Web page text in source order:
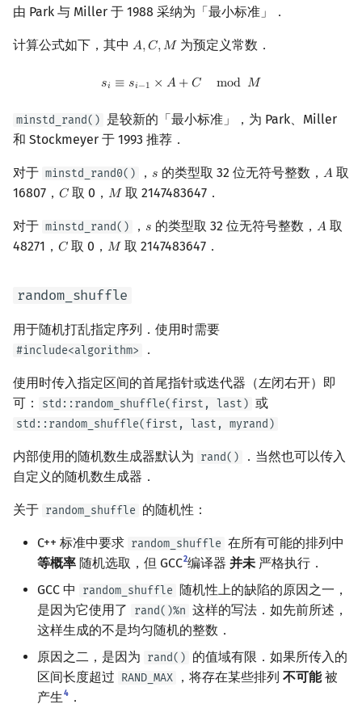
由 Park 与 Miller 于 1988 采纳为「最小标准」．
计算公式如下，其中 𝐴,𝐶,𝑀
A,C,M 为预定义常数．
𝑠𝑖 ≡ 𝑠𝑖−1 × 𝐴+𝐶 mod 𝑀
si ≡s i− × A+ CmodM
minstd_rand() 是较新的「最小标准」，为 Park、Miller
和 Stockmeyer 于 1993 推荐．
对于 minstd_rand0() ， 𝑠
s 的类型取 32 位无符号整数， 𝐴
A 取
16807， 𝐶
C 取 0， 𝑀
M 取 2147483647．
对于 minstd_rand() ， 𝑠
s 的类型取 32 位无符号整数， 𝐴
A 取
48271， 𝐶
C 取 0， 𝑀
M 取 2147483647．
random_shuffle
用于随机打乱指定序列．使用时需要
#include<algorithm> ．
使用时传入指定区间的首尾指针或迭代器（左闭右开）即
可：
std::random_shuffle(first, last) 或
std::random_shuffle(first, last, myrand)
内部使用的随机数生成器默认为 rand()
．当然也可以传入
自定义的随机数生成器．
关于 random_shuffle 的随机性：
C++ 标准中要求 random_shuffle 在所有可能的排列中
等概率 随机选取，但 GCC2编译器并未 严格执行．
GCC 中
random_shuffle 随机性上的缺陷的原因之一，
是因为它使用了
rand()%n 这样的写法．如先前所述，
这样生成的不是均匀随机的整数．
原因之二，是因为 rand() 的值域有限．如果所传入的
区间长度超过 RAND_MAX ，将存在某些排列 不可能被
产生4 ．